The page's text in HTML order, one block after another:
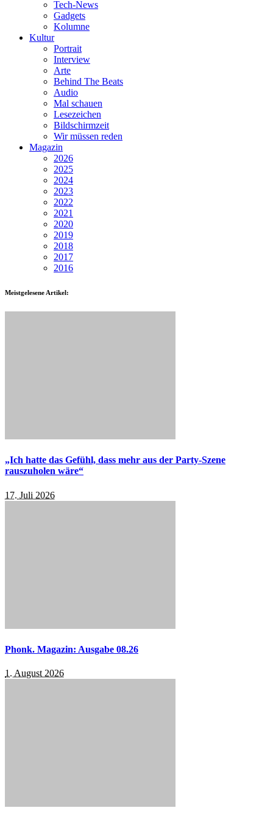
Tech-News
Gadgets
Kolumne
Kultur
Portrait
Interview
Arte
Behind The Beats
Audio
Mal schauen
Lesezeichen
Bildschirmzeit
Wir müssen reden
Magazin
2026
2025
2024
2023
2022
2021
2020
2019
2018
2017
2016
Meistgelesene Artikel:
„Ich hatte das Gefühl, dass mehr aus der Party-Szene
rauszuholen wäre“
17. Juli 2026
Phonk. Magazin: Ausgabe 08.26
1. August 2026